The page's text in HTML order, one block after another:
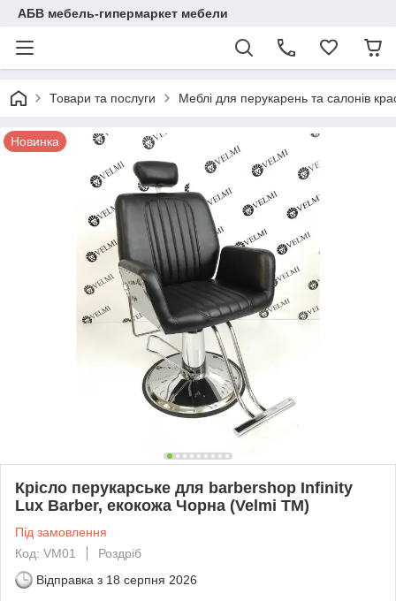
АБВ мебель-гипермаркет мебели
Товари та послуги Меблі для перукарень та салонів
Новинка
Крісло перукарське для barbershop Infinity
Lux Barber, екокожа Чорна (Velmi TM)
Під замовлення
Код: VM01
Роздріб
Відправка з 18 серпня 2026